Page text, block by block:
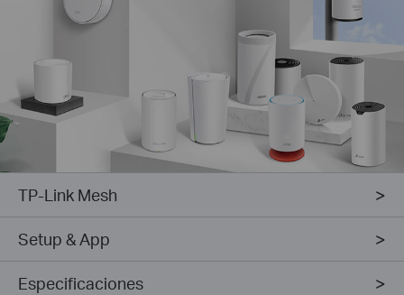
TP-Link Mesh
Setup & App
Especificaciones